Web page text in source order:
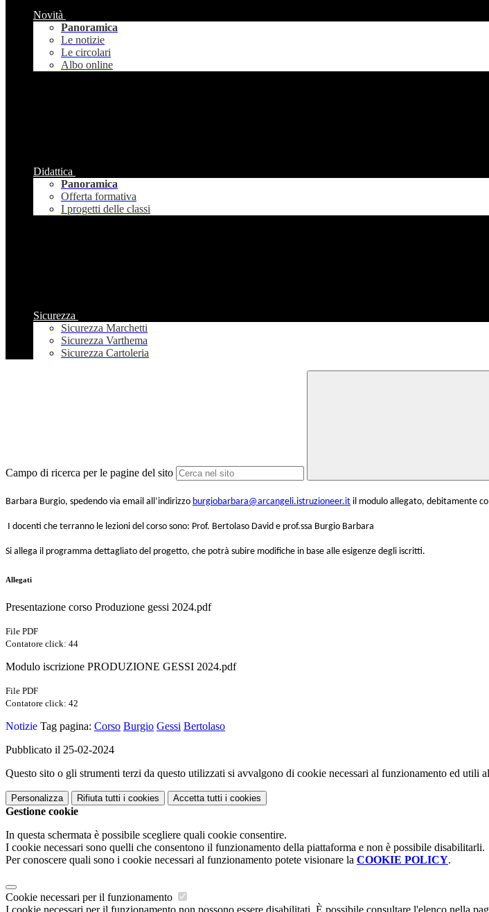
Novità
Panoramica
Le notizie
Le circolari
Albo online
Didattica
Panoramica
Offerta formativa
I progetti delle classi
Sicurezza
Sicurezza Marchetti
Sicurezza Varthema
Sicurezza Cartoleria
Campo di ricerca per le pagine del sito
Barbara Burgio, spedendo via email all’indirizzo burgiobarbara@arcangeli.istruzioneer.it il modulo allegato, debitamente
I docenti che terranno le lezioni del corso sono: Prof. Bertolaso David e prof.ssa Burgio Barbara
Si allega il programma dettagliato del progetto, che potrà subire modifiche in base alle esigenze degli iscritti.
Allegati
Presentazione corso Produzione gessi 2024.pdf
File PDF
Contatore click: 44
Modulo iscrizione PRODUZIONE GESSI 2024.pdf
File PDF
Contatore click: 42
Notizie Tag pagina: Corso Burgio Gessi Bertolaso
Pubblicato il 25-02-2024
Questo sito o gli strumenti terzi da questo utilizzati si avvalgono di cookie necessari al funzionamento ed utili
Personalizza Rifiuta tutti i cookies Accetta tutti i cookies
Gestione cookie
In questa schermata è possibile scegliere quali cookie consentire.
I cookie necessari sono quelli che consentono il funzionamento della piattaforma e non è possibile disabilitarli.
Per conoscere quali sono i cookie necessari al funzionamento potete visionare la COOKIE POLICY.
Cookie necessari per il funzionamento
I cookie necessari per il funzionamento non possono essere disabilitati. È possibile consultare l'elenco nella